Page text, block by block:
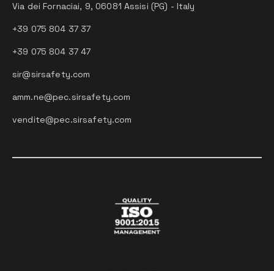
Via dei Fornaciai, 9, 06081 Assisi (PG) - Italy
+39 075 804 37 37
+39 075 804 37 47
sir@sirsafety.com
amm.ne@pec.sirsafety.com
vendite@pec.sirsafety.com